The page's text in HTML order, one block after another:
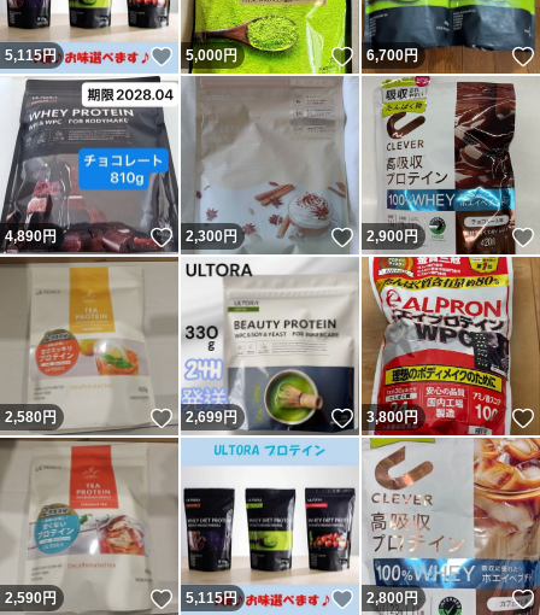
5,115円 いいね！
5,000円 いいね！
6,700円
4,890円 いいね！
2,300円 いいね！
2,900円
2,580円 いいね！
2,699円 いいね！
3,800円
2,590円 いいね！
5,115円 いいね！
2,800円